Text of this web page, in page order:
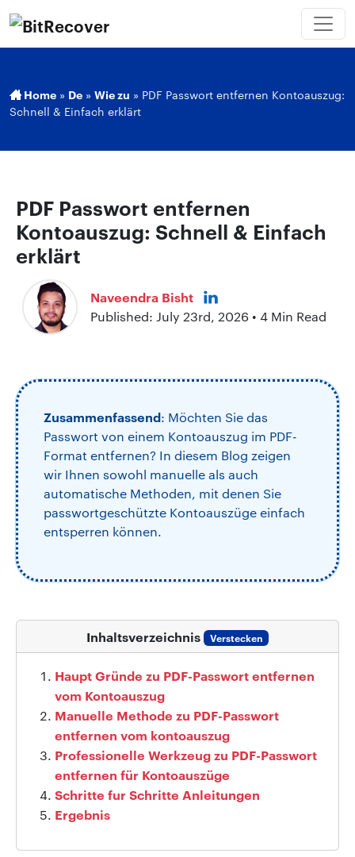
Home » De » Wie zu » PDF Passwort entfernen Kontoauszug:
Schnell & Einfach erklärt
PDF Passwort entfernen
Kontoauszug: Schnell & Einfach
erklärt
Naveendra Bisht
Published: July 23rd, 2026 • 4 Min Read
Zusammenfassend: Möchten Sie das
Passwort von einem Kontoauszug im PDF-
Format entfernen? In diesem Blog zeigen
wir Ihnen sowohl manuelle als auch
automatische Methoden, mit denen Sie
passwortgeschützte Kontoauszüge einfach
entsperren können.
Inhaltsverzeichnis Verstecken
Haupt Gründe zu PDF-Passwort entfernen
vom Kontoauszug
Manuelle Methode zu PDF-Passwort
entfernen vom kontoauszug
Professionelle Werkzeug zu PDF-Passwort
entfernen für Kontoauszüge
Schritte fur Schritte Anleitungen
Ergebnis